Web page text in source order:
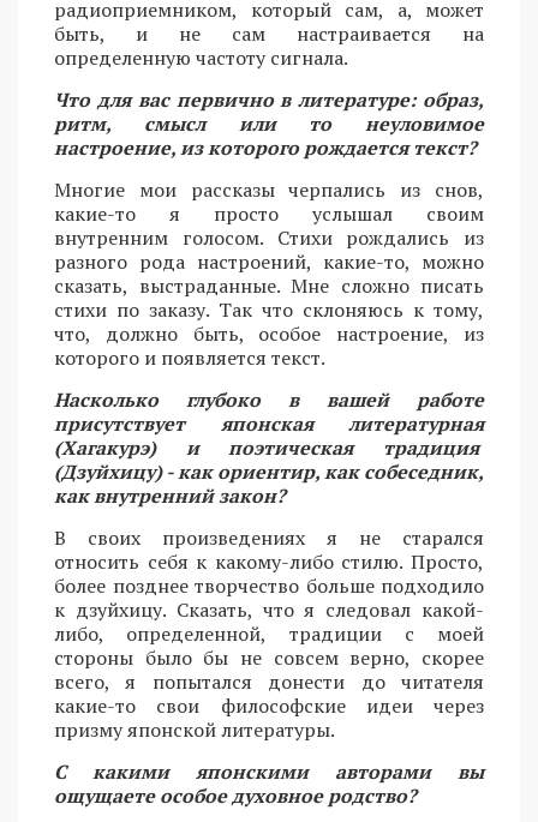
радиоприемником, который сам, а, может
быть, и не сам настраивается на
определенную частоту сигнала.
Что для вас первично в литературе: образ,
ритм, смысл или то неуловимое
настроение, из которого рождается текст?
Многие мои рассказы черпались из снов,
какие-то я просто услышал своим
внутренним голосом. Стихи рождались из
разного рода настроений, какие-то, можно
сказать, выстраданные. Мне сложно писать
стихи по заказу. Так что склоняюсь к тому,
что, должно быть, особое настроение, из
которого и появляется текст.
Насколько глубоко в вашей работе
присутствует японская литературная
(Хагакурэ) и поэтическая традиция
(Дзуйхицу) - как ориентир, как собеседник,
как внутренний закон?
В своих произведениях я не старался
относить себя к какому-либо стилю. Просто,
более позднее творчество больше подходило
к дзуйхицу. Сказать, что я следовал какой-
либо, определенной, традиции с моей
стороны было бы не совсем верно, скорее
всего, я попытался донести до читателя
какие-то свои философские идеи через
призму японской литературы.
С какими японскими авторами вы
ощущаете особое духовное родство?